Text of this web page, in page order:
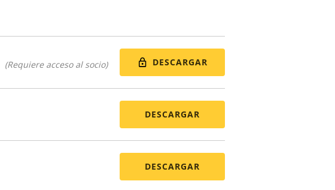
(Requiere acceso al socio) DESCARGAR
DESCARGAR
DESCARGAR